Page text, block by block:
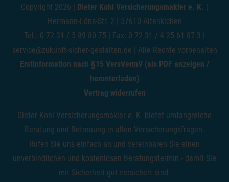
Copyright 2026 | Dieter Kohl Versicherungsmakler e. K.
Hermann-Löns-Str. 2 | 57610 Altenkichen
Tel.: 0 72 31 / 5 89 80 75 | Fax: 0 72 31 / 4 25 61 87 3 |
service@zukunft-sicher-gestalten.de | Alle Rechte vorbehalten
Erstinformation nach §15 VersVermV (als PDF anzeigen /
herunterladen)
Vertrag widerrufen
Dieter Kohl Versicherungsmakler e. K. bietet umfangreiche
Beratung und Betreuung in allen Versicherungsfragen.
Rufen Sie uns einfach an und vereinbaren Sie einen
unverbindlichen und kostenlosen Beratungstermin - damit Sie
mit Sicherheit gut versichert sind.
Kundenbewertungen und Erfahrungen zu